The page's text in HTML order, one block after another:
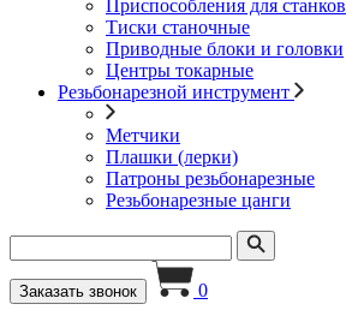
Приспособления для станков
Тиски станочные
Приводные блоки и головки
Центры токарные
Резьбонарезной инструмент
Метчики
Плашки (лерки)
Патроны резьбонарезные
Резьбонарезные цанги
Заказать звонок 0